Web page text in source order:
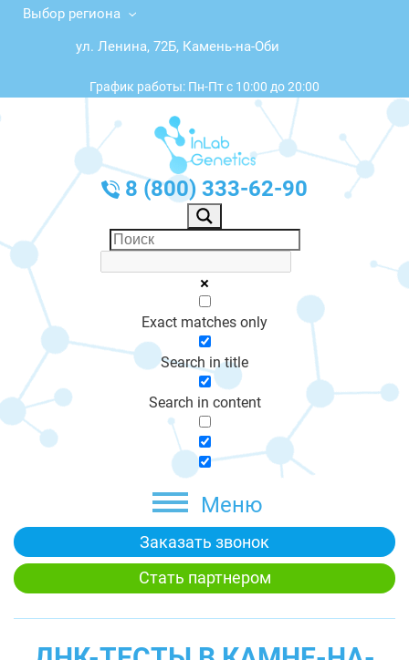
Выбор региона
ул. Ленина, 72Б, Камень-на-Оби
График работы: Пн-Пт с 10:00 до 20:00
8 (800) 333-62-90
Exact matches only
Search in title
Search in content
Меню
Заказать звонок
Стать партнером